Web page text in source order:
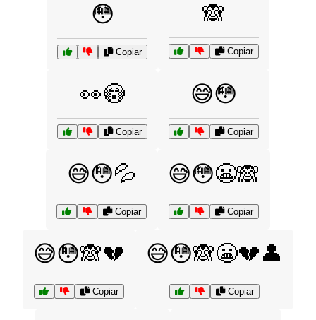
😳
Copiar
🙈
Copiar
👀😳
Copiar
😅😳
Copiar
😅😳💦
Copiar
😅😳😬🙈
Copiar
😅😳🙈💔
Copiar
😅😳🙈😬💔👤
Copiar